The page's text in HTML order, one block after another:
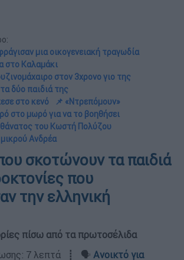
μια οικογενειακή τραγωδία
στο Καλαμάκι
στον 3χρονο γιο της
δύο παιδιά της
στο κενό
📌 «Ντρεπόμουν»
στο μωρό για να το βοηθήσει
του Κωστή Πολύζου
Ανδρέα
σκοτώνουν τα παιδιά
που
την ελληνική
πίσω από τα πρωτοσέλιδα
7 λεπτά ┋ 🗣️ Ανοικτό για